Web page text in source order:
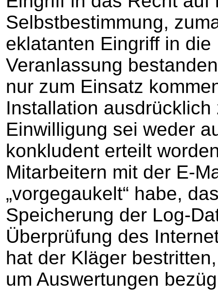
Selbstbestimmung,
eklatanten Eingriff in
Veranlassung
nur zum Einsatz
Installation
Einwilligung sei weder
konkludent erteilt
Mitarbeitern mit der E-
„vorgegaukelt“ habe,
Speicherung der Log-
Überprüfung des
hat der Kläger
um Auswertungen